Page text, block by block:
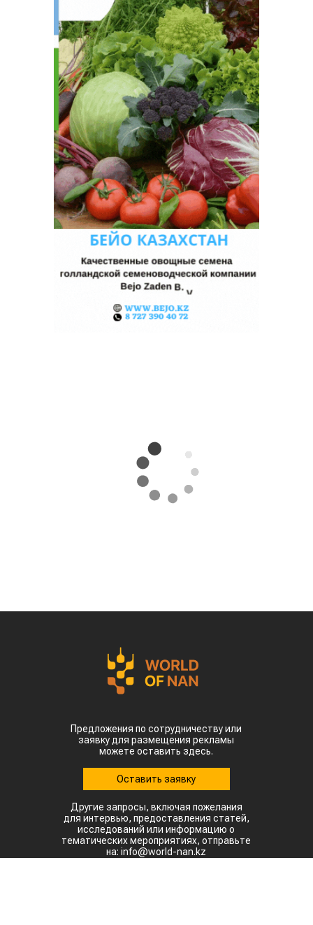
Предложения по сотрудничеству или
заявку для размещения рекламы
можете оставить здесь.
Оставить заявку
Другие запросы, включая пожелания
для интервью, предоставления статей,
исследований или информацию о
тематических мероприятиях, отправьте
на: info@world-nan.kz